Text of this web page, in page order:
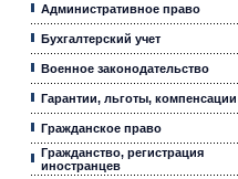
Административное право
Бухгалтерский учет
Военное законодательство
Гарантии, льготы, компенсации
Гражданское право
Гражданство, регистрация
иностранцев